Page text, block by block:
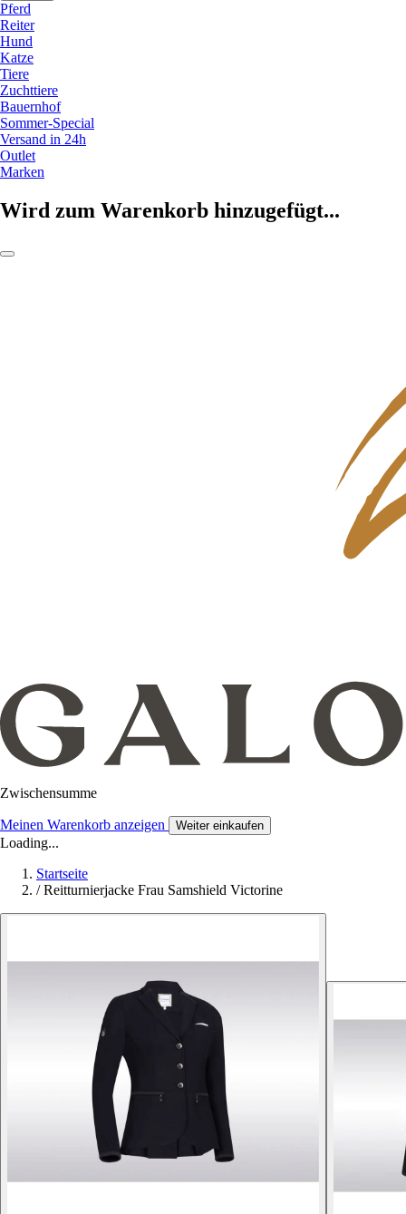
Pferd
Reiter
Hund
Katze
Tiere
Zuchttiere
Bauernhof
Sommer-Special
Versand in 24h
Outlet
Marken
Wird zum Warenkorb hinzugefügt...
Zwischensumme
Meinen Warenkorb anzeigen Weiter einkaufen
Loading...
Startseite
/ Reitturnierjacke Frau Samshield Victorine